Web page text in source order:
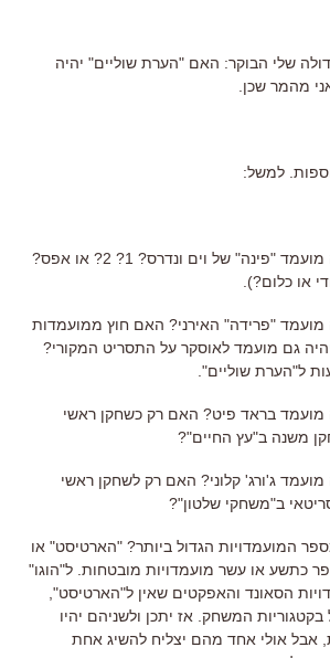
שלי הבוקר: האם "הערת שוליים" יהיה
מהמר שכן.
למשל:
– לכמה אוסקרים יהיה מועמד "פינה" של וים ונדרס? 1? 2? או אפס?
או כלום?).
מועמד "פרידה" האירני? האם חוץ ממועמדות
גם מועמד לאוסקר על התסריט המקורי?
ל"הערת שוליים".
מועמד בראד פיט? האם רק כשחקן ראשי
משנה ב"עץ החיים"?
ג'ורג' קלוני? האם רק לשחקן ראשי
ב"משחקי שלטון"?
המועמדויות הגדול ביותר? "הארטיסט" או
כתשע או עשר מועמדויות מובטחות. ל"הוגו"
הסאונד והאפקטים שאין ל"הארטיסט",
המשחק. אז יתכן ולשניהם יהיו
אבל אולי אחד מהם יצליח להשיג אחת